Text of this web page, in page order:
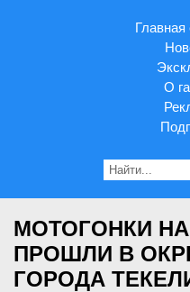
Главная
О
МОТОГОНКИ
ПРОШЛИ В
ГОРОДА